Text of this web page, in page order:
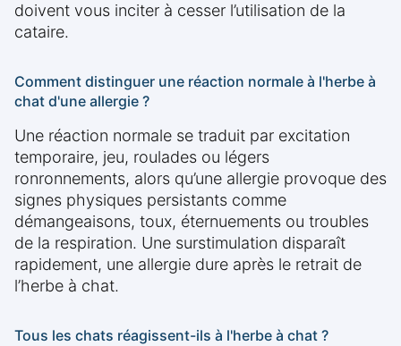
doivent vous inciter à cesser l’utilisation de la
cataire.
Comment distinguer une réaction normale à l'herbe à
chat d'une allergie ?
Une réaction normale se traduit par excitation
temporaire, jeu, roulades ou légers
ronronnements, alors qu’une allergie provoque des
signes physiques persistants comme
démangeaisons, toux, éternuements ou troubles
de la respiration. Une surstimulation disparaît
rapidement, une allergie dure après le retrait de
l’herbe à chat.
Tous les chats réagissent-ils à l'herbe à chat ?